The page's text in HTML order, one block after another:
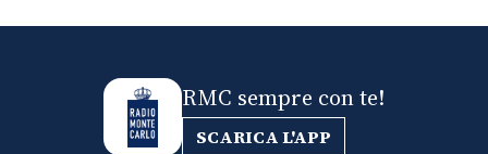
RMC sempre con te!
SCARICA L'APP